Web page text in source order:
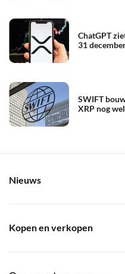
ChatGPT
31
SWIFT
XRP nog
Nieuws
Kopen en verkopen